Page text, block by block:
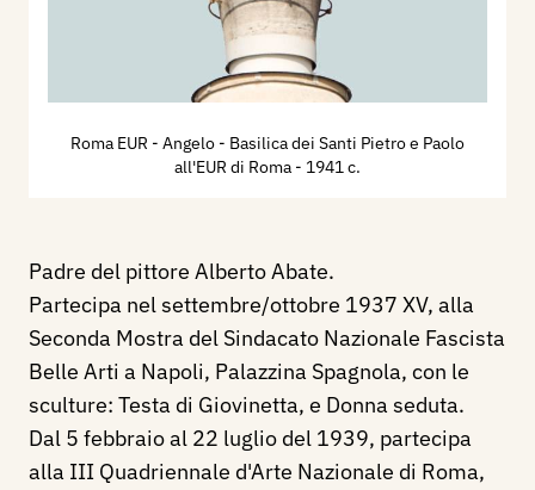
Roma EUR - Angelo - Basilica dei Santi Pietro e Paolo
all'EUR di Roma - 1941 c.
Padre del pittore Alberto Abate.
Partecipa nel settembre/ottobre 1937 XV, alla
Seconda Mostra del Sindacato Nazionale Fascista
Belle Arti a Napoli, Palazzina Spagnola, con le
sculture: Testa di Giovinetta, e Donna seduta.
Dal 5 febbraio al 22 luglio del 1939, partecipa
alla III Quadriennale d'Arte Nazionale di Roma,